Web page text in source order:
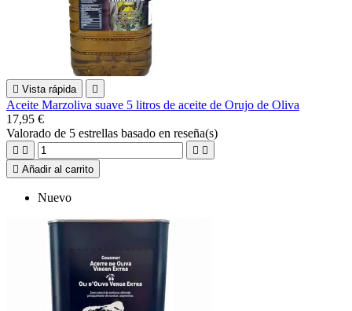
 Vista rápida 
Aceite Marzoliva suave 5 litros de aceite de Orujo de Oliva
17,95 €
Valorado de 5 estrellas basado en reseña(s)
   
 Añadir al carrito
Nuevo